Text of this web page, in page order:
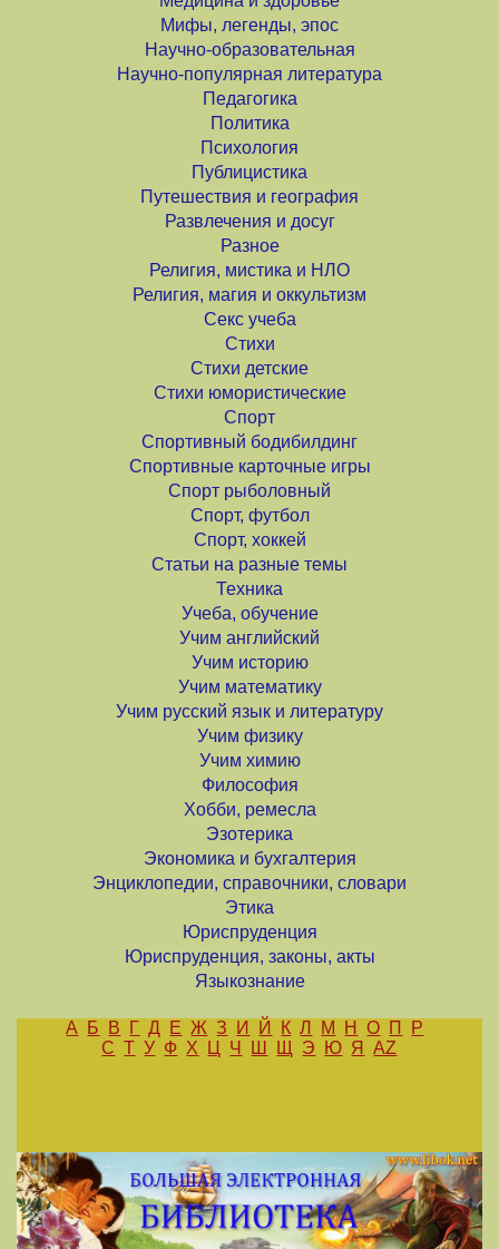
Мифы, легенды, эпос
Научно-образовательная
Научно-популярная литература
Педагогика
Политика
Психология
Публицистика
Путешествия и география
Развлечения и досуг
Разное
Религия, мистика и НЛО
Религия, магия и оккультизм
Секс учеба
Стихи
Стихи детские
Стихи юмористические
Спорт
Спортивный бодибилдинг
Спортивные карточные игры
Спорт рыболовный
Спорт, футбол
Спорт, хоккей
Статьи на разные темы
Техника
Учеба, обучение
Учим английский
Учим историю
Учим математику
Учим русский язык и литературу
Учим физику
Учим химию
Философия
Хобби, ремесла
Эзотерика
Экономика и бухгалтерия
Энциклопедии, справочники, словари
Этика
Юриспруденция
Юриспруденция, законы, акты
Языкознание
А Б В Г Д Е Ж З И Й К Л М Н О П
Р
С Т У Ф Х Ц Ч Ш Щ Э Ю Я AZ